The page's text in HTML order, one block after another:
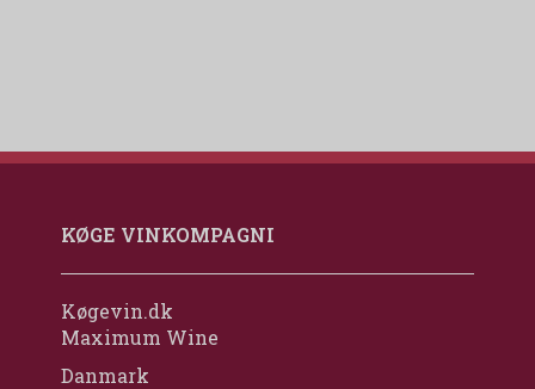
KØGE VINKOMPAGNI
Køgevin.dk
Maximum Wine
Danmark